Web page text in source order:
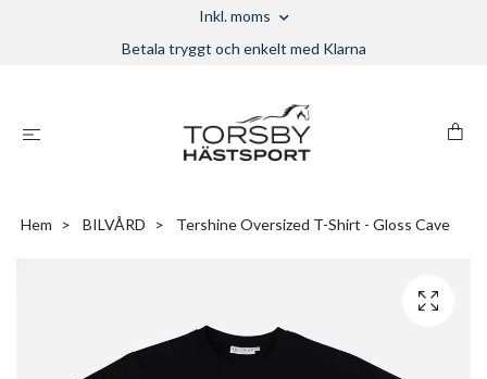
Inkl. moms
Betala tryggt och enkelt med Klarna
Hem BILVÅRD Tershine Oversized T-Shirt - Gloss Cave